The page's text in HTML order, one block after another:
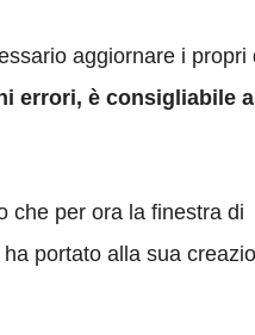
aggiornare i propri
errori, è consigliabile
che per ora la finestra
portato alla sua